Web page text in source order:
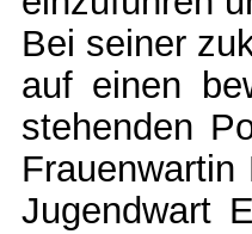
Bei seiner
auf einen
stehenden
Jugendwart